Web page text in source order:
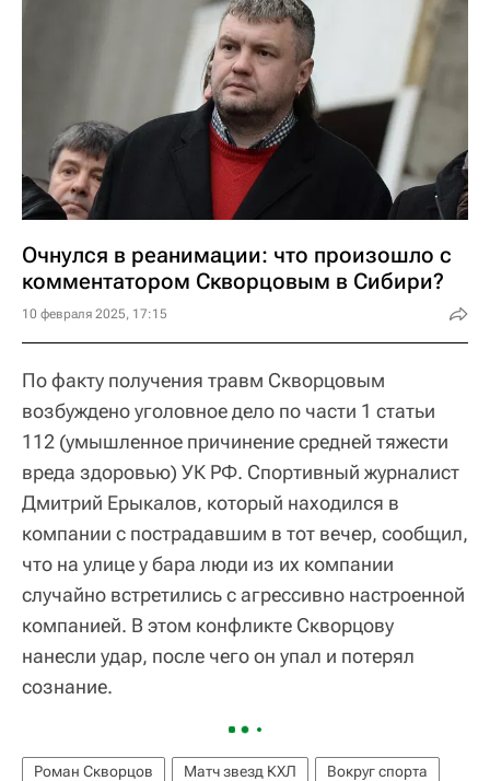
Очнулся в реанимации: что произошло с
комментатором Скворцовым в Сибири?
10 февраля 2025, 17:15
По факту получения травм Скворцовым
возбуждено уголовное дело по части 1 статьи
112 (умышленное причинение средней тяжести
вреда здоровью) УК РФ. Спортивный журналист
Дмитрий Ерыкалов, который находился в
компании с пострадавшим в тот вечер, сообщил,
что на улице у бара люди из их компании
случайно встретились с агрессивно настроенной
компанией. В этом конфликте Скворцову
нанесли удар, после чего он упал и потерял
сознание.
Роман Скворцов Матч звезд КХЛ
Вокруг спорта